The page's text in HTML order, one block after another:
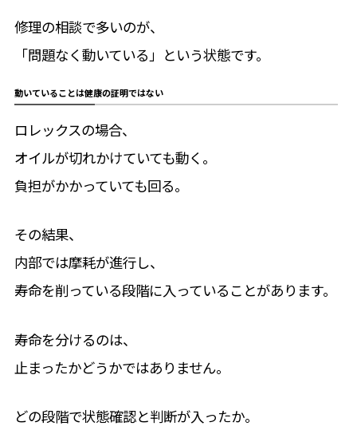
修理の相談で多いのが、
「問題なく動いている」という状態です。
動いていることは健康の証明ではない
ロレックスの場合、
オイルが切れかけていても動く。
負担がかかっていても回る。
その結果、
内部では摩耗が進行し、
寿命を削っている段階に入っていることがあります。
寿命を分けるのは、
止まったかどうかではありません。
どの段階で状態確認と判断が入ったか。